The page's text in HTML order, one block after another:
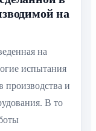
на
на
испытания
производства и
В то